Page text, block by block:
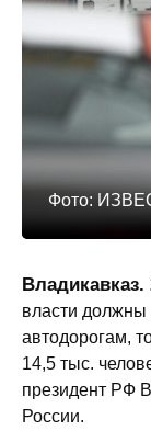
Фото:
власти должны
автодорогам,
14,5 тыс.
президент РФ
России.